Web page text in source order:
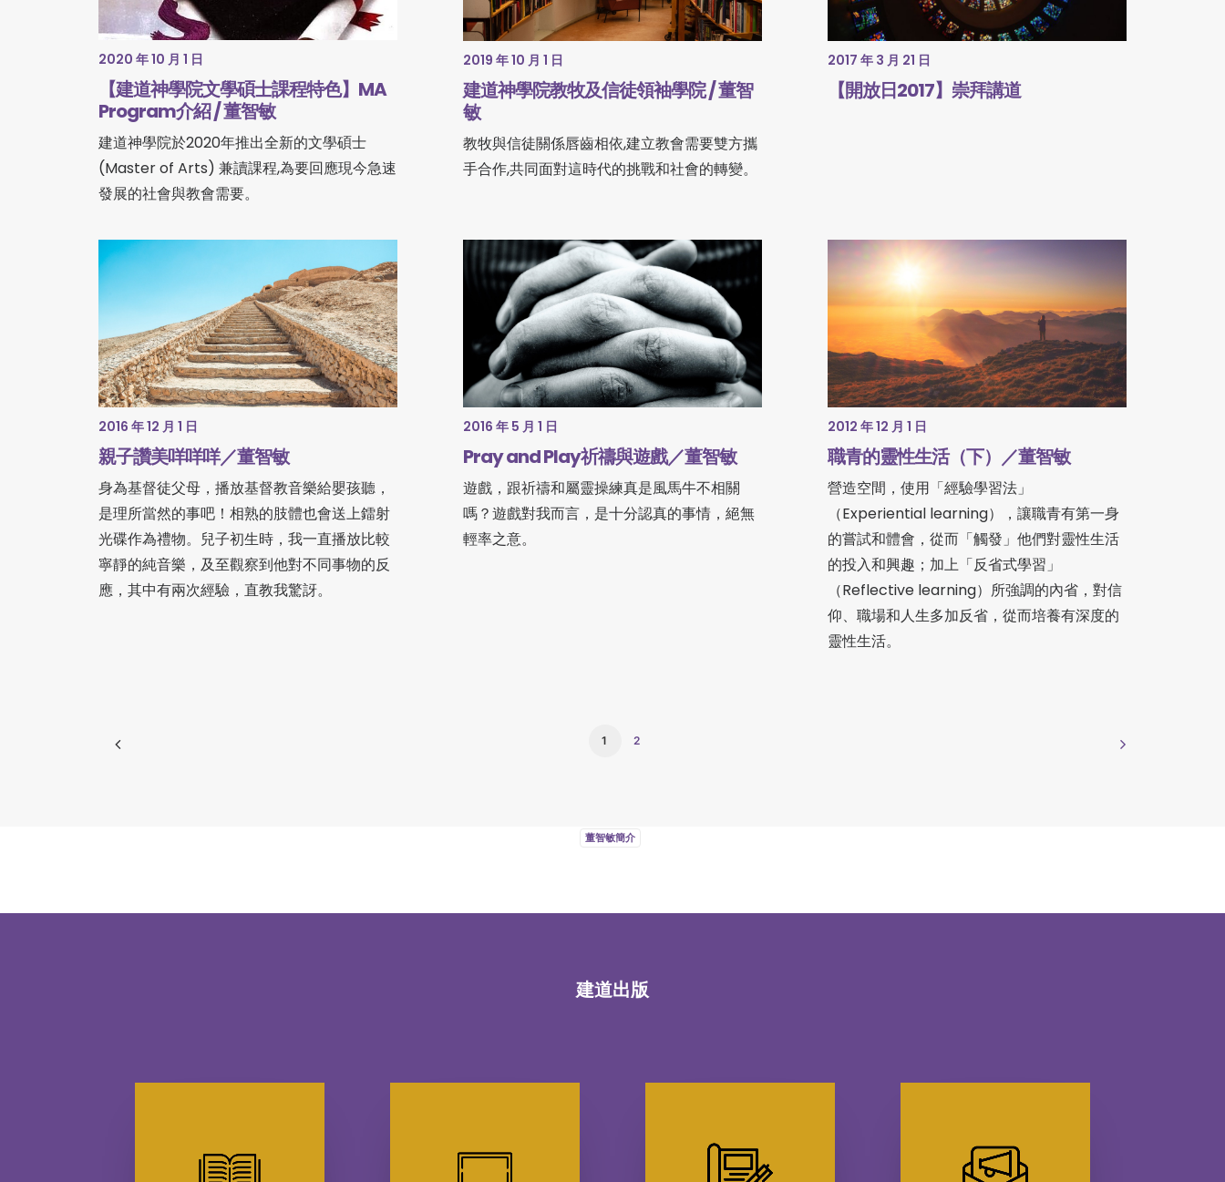
2020 年 10 月 1 日
【建道神學院文學碩士課程特色】MA
Program介紹 / 董智敏
建道神學院於2020年推出全新的文學碩士
(Master of Arts) 兼讀課程,為要回應現今急速
發展的社會與教會需要。
2019 年 10 月 1 日
建道神學院教牧及信徒領袖學院 / 董智
敏
教牧與信徒關係唇齒相依,建立教會需要雙方攜
手合作,共同面對這時代的挑戰和社會的轉變。
2017 年 3 月 21 日
【開放日2017】崇拜講道
2016 年 12 月 1 日
親子讚美咩咩咩／董智敏
身為基督徒父母，播放基督教音樂給嬰孩聽，
是理所當然的事吧！相熟的肢體也會送上鐳射
光碟作為禮物。兒子初生時，我一直播放比較
寧靜的純音樂，及至觀察到他對不同事物的反
應，其中有兩次經驗，直教我驚訝。
2016 年 5 月 1 日
Pray and Play祈禱與遊戲／董智敏
遊戲，跟祈禱和屬靈操練真是風馬牛不相關
嗎？遊戲對我而言，是十分認真的事情，絕無
輕率之意。
2012 年 12 月 1 日
職青的靈性生活（下）／董智敏
營造空間，使用「經驗學習法」
（Experiential learning），讓職青有第一身
的嘗試和體會，從而「觸發」他們對靈性生活
的投入和興趣；加上「反省式學習」
（Reflective learning）所強調的內省，對信
仰、職場和人生多加反省，從而培養有深度的
靈性生活。
1 2
董智敏簡介
建道出版